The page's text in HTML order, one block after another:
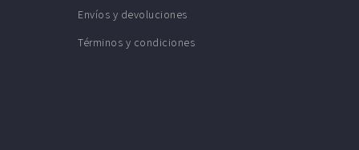
Envíos y devoluciones
Términos y condiciones